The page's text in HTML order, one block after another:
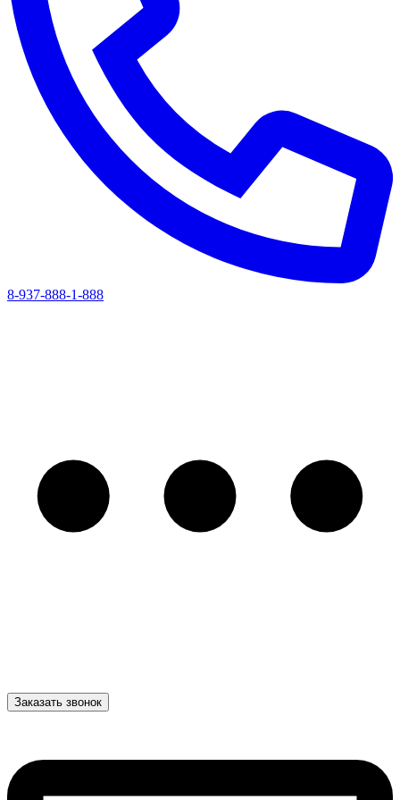
8-937-888-1-888
Заказать звонок